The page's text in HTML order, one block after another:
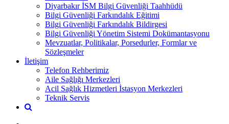
Diyarbakır İSM Bilgi Güvenliği Taahhüdü
Bilgi Güvenliği Farkındalık Eğitimi
Bilgi Güvenliği Farkındalık Bildirgesi
Bilgi Güvenliği Yönetim Sistemi Dokümantasyonu
Mevzuatlar, Politikalar, Porsedurler, Formlar ve
Sözleşmeler
İletişim
Telefon Rehberimiz
Aile Sağlığı Merkezleri
Acil Sağlık Hizmetleri İstasyon Merkezleri
Teknik Servis